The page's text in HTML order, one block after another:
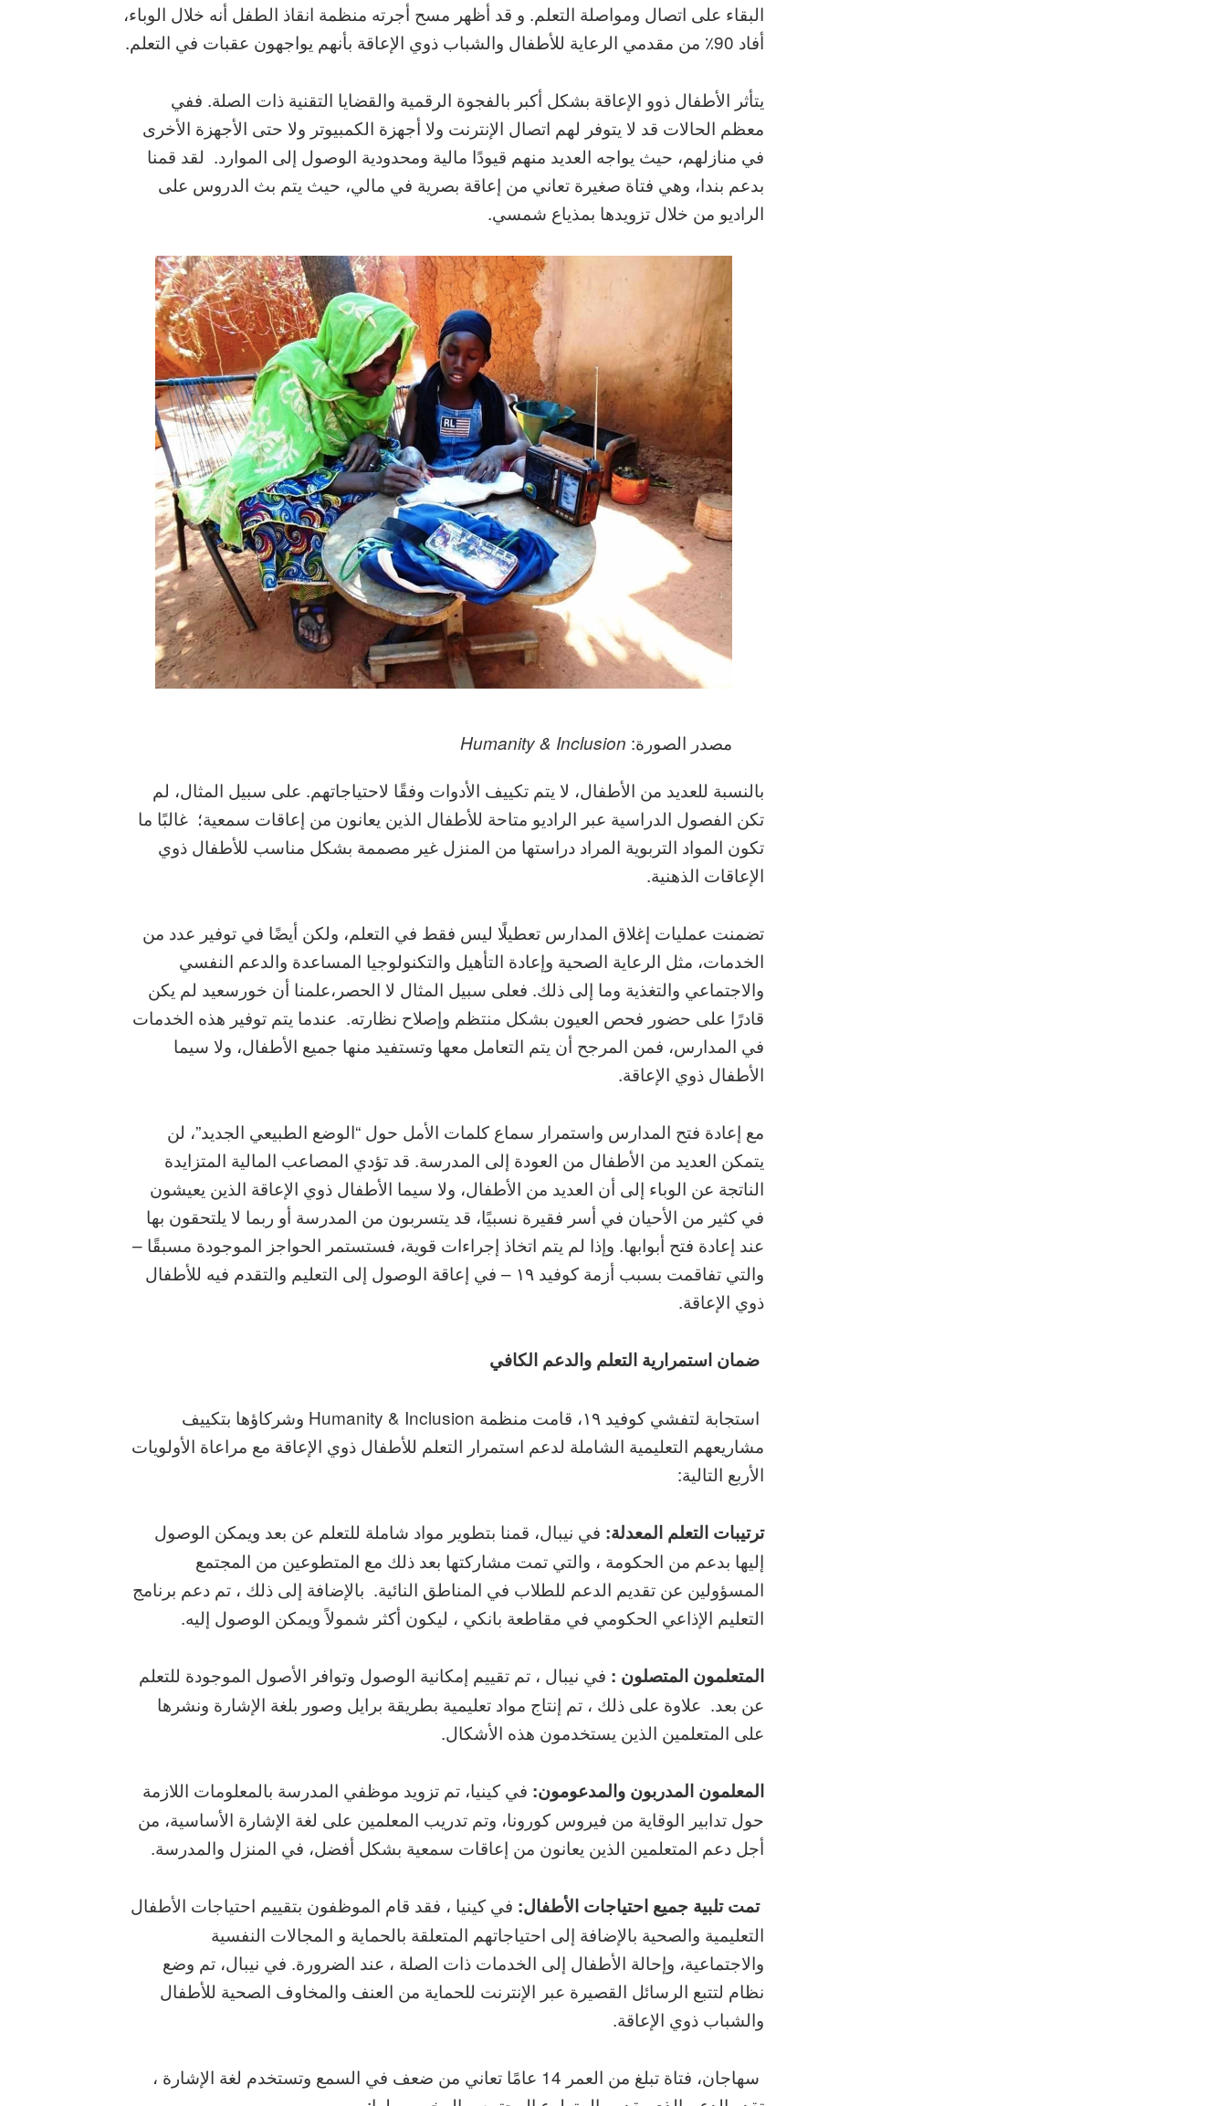
البقاء على اتصال ومواصلة التعلم. و قد أظهر مسح أجرته منظمة انقاذ الطفل أنه خلال الوباء،
أفاد 90٪ من مقدمي الرعاية للأطفال والشباب ذوي الإعاقة بأنهم يواجهون عقبات في التعلم.
يتأثر الأطفال ذوو الإعاقة بشكل أكبر بالفجوة الرقمية والقضايا التقنية ذات الصلة. ففي
معظم الحالات قد لا يتوفر لهم اتصال الإنترنت ولا أجهزة الكمبيوتر ولا حتى الأجهزة الأخرى
في منازلهم، حيث يواجه العديد منهم قيودًا مالية ومحدودية الوصول إلى الموارد. لقد قمنا
بدعم بندا، وهي فتاة صغيرة تعاني من إعاقة بصرية في مالي، حيث يتم بث الدروس على
الراديو من خلال تزويدها بمذياع شمسي.
مصدر الصورة:
بالنسبة للعديد من الأطفال، لا يتم تكييف الأدوات وفقًا لاحتياجاتهم. على سبيل المثال، لم
تكن الفصول الدراسية عبر الراديو متاحة للأطفال الذين يعانون من إعاقات سمعية؛ غالبًا ما
تكون المواد التربوية المراد دراستها من المنزل غير مصممة بشكل مناسب للأطفال ذوي
الإعاقات الذهنية.
تضمنت عمليات إغلاق المدارس تعطيلًا ليس فقط في التعلم، ولكن أيضًا في توفير عدد من
الخدمات، مثل الرعاية الصحية وإعادة التأهيل والتكنولوجيا المساعدة والدعم النفسي
والاجتماعي والتغذية وما إلى ذلك. فعلى سبيل المثال لا الحصر،علمنا أن خورسعيد لم يكن
قادرًا على حضور فحص العيون بشكل منتظم وإصلاح نظارته. عندما يتم توفير هذه الخدمات
في المدارس، فمن المرجح أن يتم التعامل معها وتستفيد منها جميع الأطفال، ولا سيما
الأطفال ذوي الإعاقة.
مع إعادة فتح المدارس واستمرار سماع كلمات الأمل حول “الوضع الطبيعي الجديد”، لن
يتمكن العديد من الأطفال من العودة إلى المدرسة. قد تؤدي المصاعب المالية المتزايدة
الناتجة عن الوباء إلى أن العديد من الأطفال، ولا سيما الأطفال ذوي الإعاقة الذين يعيشون
في كثير من الأحيان في أسر فقيرة نسبيًا، قد يتسربون من المدرسة أو ربما لا يلتحقون بها
عند إعادة فتح أبوابها. وإذا لم يتم اتخاذ إجراءات قوية، فستستمر الحواجز الموجودة مسبقًا –
والتي تفاقمت بسبب أزمة كوفيد ١٩ – في إعاقة الوصول إلى التعليم والتقدم فيه للأطفال
ذوي الإعاقة.
ضمان استمرارية التعلم والدعم الكافي
استجابة لتفشي كوفيد ١٩، قامت منظمة Humanity & Inclusion وشركاؤها بتكييف
مشاريعهم التعليمية الشاملة لدعم استمرار التعلم للأطفال ذوي الإعاقة مع مراعاة الأولويات
الأربع التالية:
ترتيبات التعلم المعدلة: في نيبال، قمنا بتطوير مواد شاملة للتعلم عن بعد ويمكن الوصول
إليها بدعم من الحكومة ، والتي تمت مشاركتها بعد ذلك مع المتطوعين من المجتمع
المسؤولين عن تقديم الدعم للطلاب في المناطق النائية. بالإضافة إلى ذلك ، تم دعم برنامج
التعليم الإذاعي الحكومي في مقاطعة بانكي ، ليكون أكثر شمولاً ويمكن الوصول إليه.
المتعلمون المتصلون : في نيبال ، تم تقييم إمكانية الوصول وتوافر الأصول الموجودة للتعلم
عن بعد. علاوة على ذلك ، تم إنتاج مواد تعليمية بطريقة برايل وصور بلغة الإشارة ونشرها
على المتعلمين الذين يستخدمون هذه الأشكال.
المعلمون المدربون والمدعومون: في كينيا، تم تزويد موظفي المدرسة بالمعلومات اللازمة
حول تدابير الوقاية من فيروس كورونا، وتم تدريب المعلمين على لغة الإشارة الأساسية، من
أجل دعم المتعلمين الذين يعانون من إعاقات سمعية بشكل أفضل، في المنزل والمدرسة.
تمت تلبية جميع احتياجات الأطفال: في كينيا ، فقد قام الموظفون بتقييم احتياجات الأطفال
التعليمية والصحية بالإضافة إلى احتياجاتهم المتعلقة بالحماية و المجالات النفسية
والاجتماعية، وإحالة الأطفال إلى الخدمات ذات الصلة ، عند الضرورة. في نيبال، تم وضع
نظام لتتبع الرسائل القصيرة عبر الإنترنت للحماية من العنف والمخاوف الصحية للأطفال
والشباب ذوي الإعاقة.
سهاجان، فتاة تبلغ من العمر 14 عامًا تعاني من ضعف في السمع وتستخدم لغة الإشارة ،